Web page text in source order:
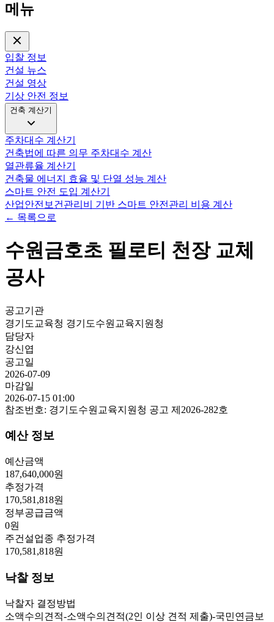
메뉴
입찰 정보
건설 뉴스
건설 영상
기상 안전 정보
건축 계산기
주차대수 계산기
건축법에 따른 의무 주차대수 계산
열관류율 계산기
건축물 에너지 효율 및 단열 성능 계산
스마트 안전 도입 계산기
산업안전보건관리비 기반 스마트 안전관리 비용 계산
← 목록으로
수원금호초 필로티 천장 교체
공사
공고기관
경기도교육청 경기도수원교육지원청
담당자
강신엽
공고일
2026-07-09
마감일
2026-07-15 01:00
참조번호: 경기도수원교육지원청 공고 제2026-282호
예산 정보
예산금액
187,640,000원
추정가격
170,581,818원
정부공급금액
0원
주건설업종 추정가격
170,581,818원
낙찰 정보
낙찰자 결정방법
소액수의견적-소액수의견적(2인 이상 견적 제출)-국민연금보